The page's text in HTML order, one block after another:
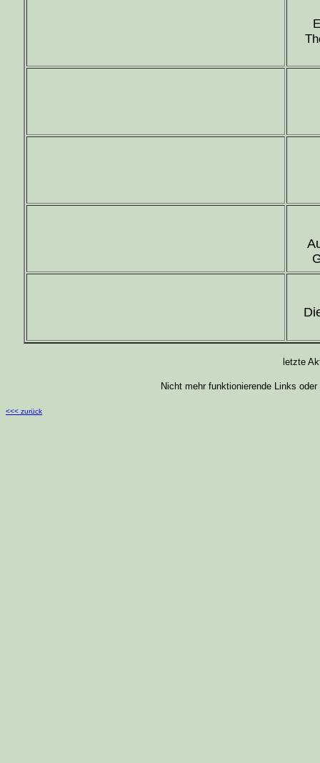
letzte
Nicht mehr funktionierende Links
<<< zurück